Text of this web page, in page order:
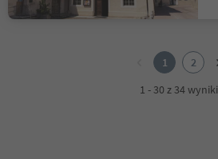
1
2
1 - 30 z 34 wyniki